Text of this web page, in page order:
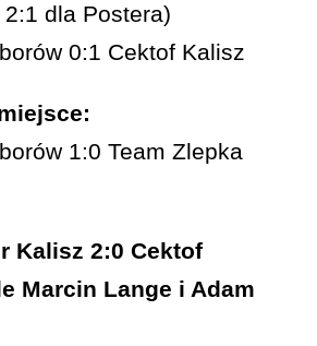
dla Postera)
0:1 Cektof Kalisz
1:0 Team Zlepka
Kalisz 2:0 Cektof
Marcin Lange i Adam